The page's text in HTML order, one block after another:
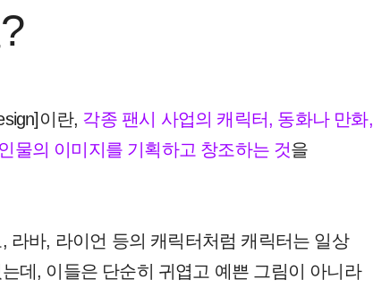
이란, 각종 팬시 사업의 캐릭터, 동화나 만화,
물의 이미지를 기획하고 창조하는 것을
라바, 라이언 등의 캐릭터처럼 캐릭터는 일상
데, 이들은 단순히 귀엽고 예쁜 그림이 아니라